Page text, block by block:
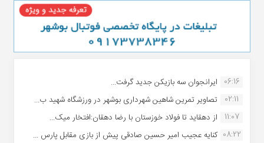
06:16 ایرانجوان سه بازیکن جدید گرفت...
02:11
تصاویر تمرین شاهین شهردارى بوشهر در ورزشگاه شهید ب...
11:07
از دهقاید تا فولاد خوزستان با رضا دهقان:افتخار میک...
08:22 کنایه عجیب امیر حسین صادقی پیش از بازی مقابل پارس ...